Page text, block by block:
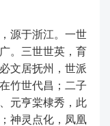
源于浙江。一世
。三世世英，育
文居抚州，世派
竹世代昌；二子
元亨棠棣秀，此
神灵点化，凤凰